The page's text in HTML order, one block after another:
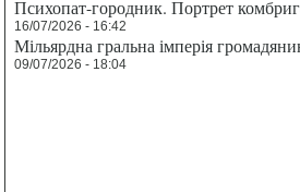
Психопат-городник. Портрет
16/07/2026 - 16:42
Мільярдна гральна імперія
09/07/2026 - 18:04